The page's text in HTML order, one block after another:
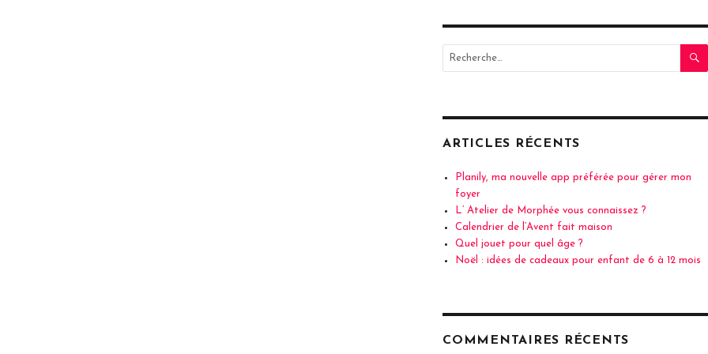
Recherche
ARTICLES RÉCENTS
Planily, ma nouvelle app préférée pour gérer mon
foyer
L’ Atelier de Morphée vous connaissez ?
Calendrier de l’Avent fait maison
Quel jouet pour quel âge ?
Noël : idées de cadeaux pour enfant de 6 à 12 mois
COMMENTAIRES RÉCENTS